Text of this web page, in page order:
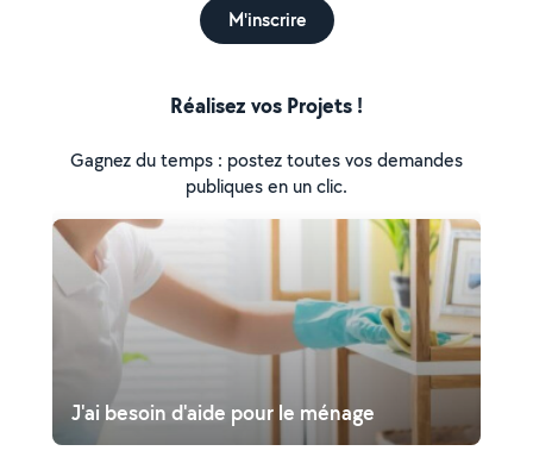
M'inscrire
Réalisez vos Projets !
Gagnez du temps : postez toutes vos demandes
publiques en un clic.
J'ai besoin d'aide pour le ménage